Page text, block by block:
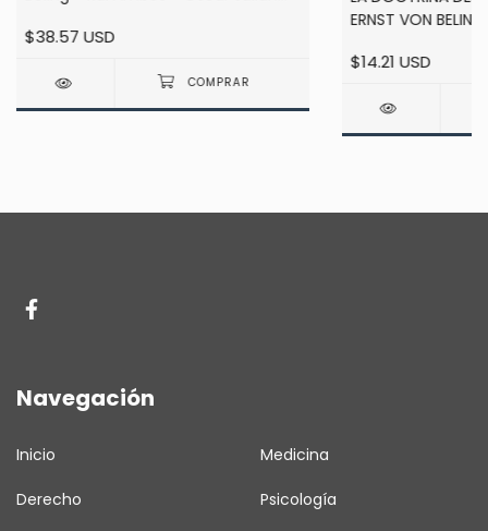
$38.57 USD
ERNST VON BELING
$14.21 USD
Navegación
Inicio Medicina
Derecho Psicología